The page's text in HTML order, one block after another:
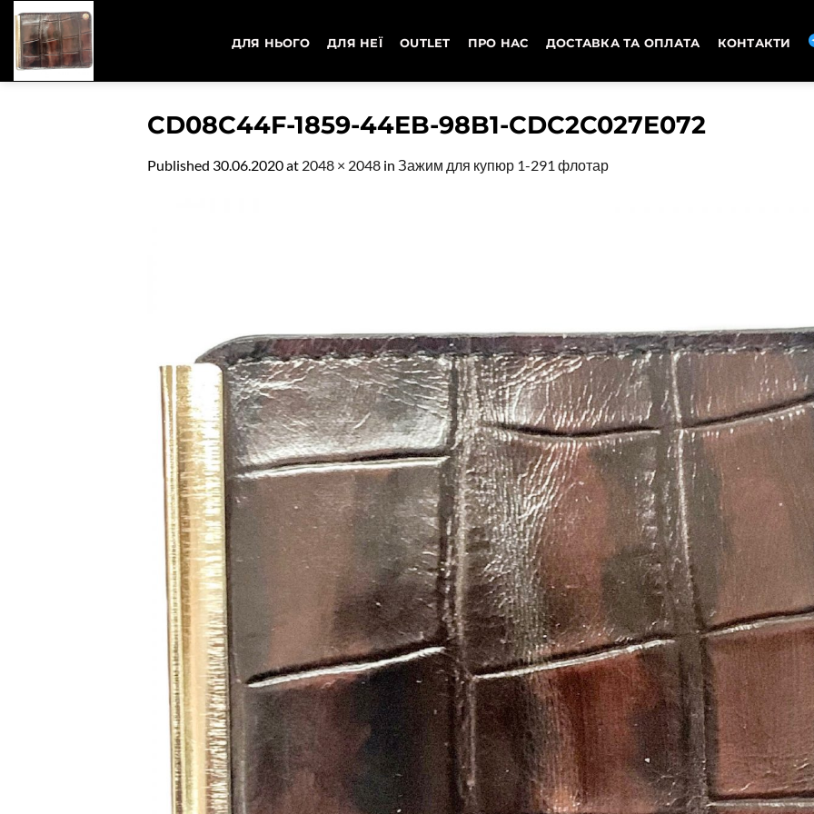
Skip
content
ДЛЯ НЬОГО ДЛЯ НЕЇ OUTLET ПРО НАС ДОСТАВКА ТА ОПЛАТА КОНТАКТИ
CD08C44F-1859-44EB-98B1-CDC2C027E072
Published 30.06.2020at 2048 × 2048 in Зажим для купюр 1-291 флотар